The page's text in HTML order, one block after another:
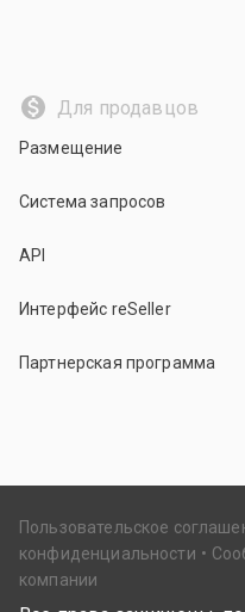
Для продавцов
Размещение
Система запросов
API
Интерфейс reSeller
Партнерская программа
Пользовательское
конфиденциальности
компании